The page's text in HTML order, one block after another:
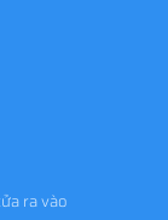
ra vào